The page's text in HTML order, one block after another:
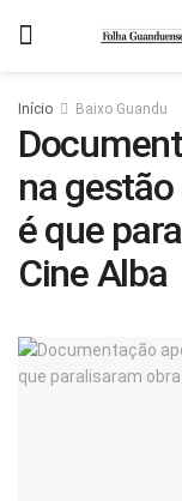
Início Baixo Guandu
na
é que
Cine Alba